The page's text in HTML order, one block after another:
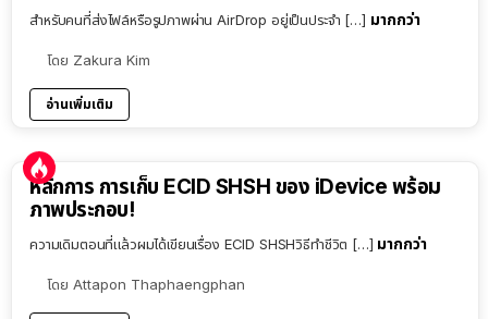
สำหรับคนที่ส่งไฟล์หรือรูปภาพผ่าน AirDrop อยู่เป็นประจำ […] มากกว่า
โดย Zakura Kim
อ่านเพิ่มเติม
หลักการ การเก็บ ECID SHSH ของ iDevice พร้อม
ภาพประกอบ!
ความเดิมตอนที่แล้วผมได้เขียนเรื่อง ECID SHSHวิธีทำชีวิต […] มากกว่า
โดย Attapon Thaphaengphan